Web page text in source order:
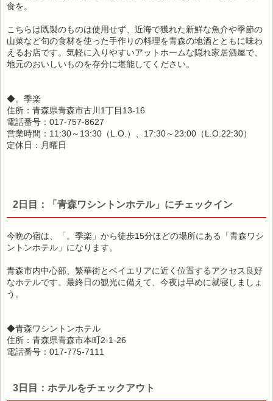
食を。
こちらは既製のものは使用せず、近海で獲れた新鮮な魚介や季節の
山菜など旬の食材を使った手作りの料理を青森の地酒とともに味わ
えるお店です。気軽に入りやすいアットホームな隠れ家居酒屋で、
地元のおいしいものを存分に堪能してください。
◆。季楽
住所：青森県青森市古川1丁目13-16
電話番号：017-757-8627
営業時間：11:30～13:30（L.O.）、17:30～23:00（L.O.22:30）
定休日：月曜日
2日目：「青森ワシントンホテル」にチェックイン
今晩の宿は、「。季楽」から徒歩15分ほどの場所にある「青森ワシ
ントンホテル」になります。
青森市内中心部、繁華街とベイエリアに近く位置するアクセス良好
なホテルです。最終日の観光に備えて、今夜は早めに就寝しましょ
う。
◆青森ワシントンホテル
住所：青森県青森市本町2-1-26
電話番号：017-775-7111
3日目：ホテルをチェックアウト